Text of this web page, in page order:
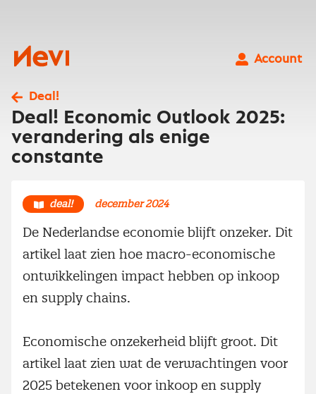
Nevi
Account
Deal!
Deal! Economic Outlook 2025:
verandering als enige
constante
deal! december 2024
De Nederlandse economie blijft onzeker. Dit
artikel laat zien hoe macro-economische
ontwikkelingen impact hebben op inkoop
en supply chains.
Economische onzekerheid blijft groot. Dit
artikel laat zien wat de verwachtingen voor
2025 betekenen voor inkoop en supply